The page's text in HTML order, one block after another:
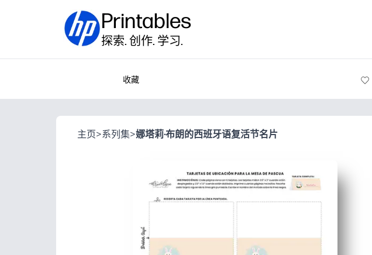
Printables
探索. 创作. 学习.
收藏
主页>系列集>娜塔莉·布朗的西班牙语复活节名片